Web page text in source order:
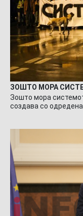
ЗОШТО МОРА
Зошто мора
создава со одредена